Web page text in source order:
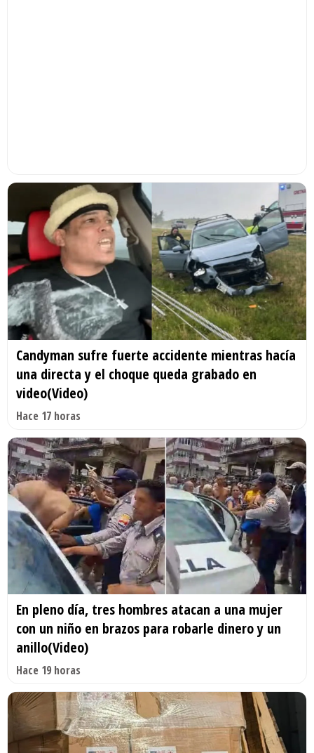
Candyman sufre fuerte accidente mientras hacía
una directa y el choque queda grabado en
video(Video)
Hace 17 horas
En pleno día, tres hombres atacan a una mujer
con un niño en brazos para robarle dinero y un
anillo(Video)
Hace 19 horas